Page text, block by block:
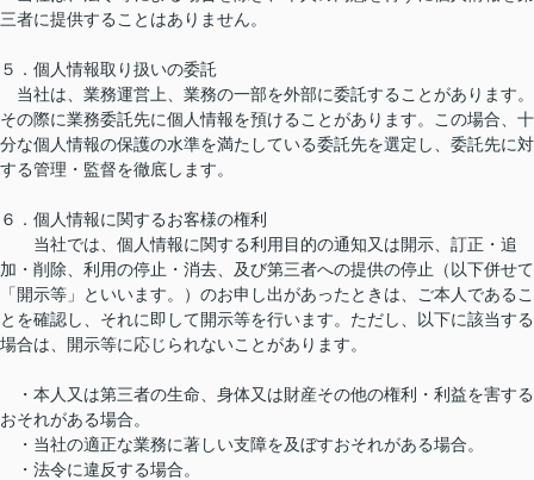
三者に提供することはありません。
５．個人情報取り扱いの委託
当社は、業務運営上、業務の一部を外部に委託することがあります。
その際に業務委託先に個人情報を預けることがあります。この場合、十
分な個人情報の保護の水準を満たしている委託先を選定し、委託先に対
する管理・監督を徹底します。
６．個人情報に関するお客様の権利
当社では、個人情報に関する利用目的の通知又は開示、訂正・追
加・削除、利用の停止・消去、及び第三者への提供の停止（以下併せて
「開示等」といいます。）のお申し出があったときは、ご本人であるこ
とを確認し、それに即して開示等を行います。ただし、以下に該当する
場合は、開示等に応じられないことがあります。
・本人又は第三者の生命、身体又は財産その他の権利・利益を害する
おそれがある場合。
・当社の適正な業務に著しい支障を及ぼすおそれがある場合。
・法令に違反する場合。